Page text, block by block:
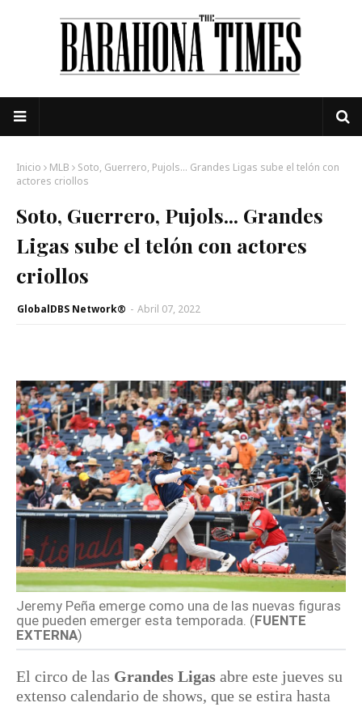
Inicio MLB
Soto, Guerrero, Pujols... Grandes Ligas sube el telón con
actores criollos
Soto, Guerrero, Pujols... Grandes
Ligas sube el telón con actores
criollos
GlobalDBS Network® - Abril 07, 2022
Jeremy Peña emerge como una de las nuevas figuras
que pueden emerger esta temporada. (FUENTE
EXTERNA)
El circo de las Grandes Ligas abre este jueves su
extenso calendario de shows, que se estira hasta